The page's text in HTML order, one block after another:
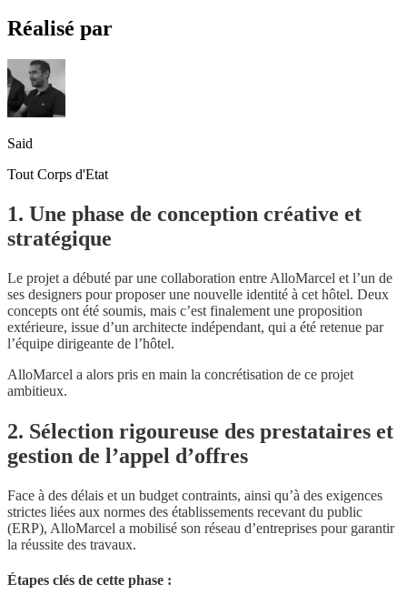
Réalisé par
Said
Tout Corps d'Etat
1. Une phase de conception créative et
stratégique
Le projet a débuté par une collaboration entre AlloMarcel et l’un de
ses designers pour proposer une nouvelle identité à cet hôtel. Deux
concepts ont été soumis, mais c’est finalement une proposition
extérieure, issue d’un architecte indépendant, qui a été retenue par
l’équipe dirigeante de l’hôtel.
AlloMarcel a alors pris en main la concrétisation de ce projet
ambitieux.
2. Sélection rigoureuse des prestataires et
gestion de l’appel d’offres
Face à des délais et un budget contraints, ainsi qu’à des exigences
strictes liées aux normes des établissements recevant du public
(ERP), AlloMarcel a mobilisé son réseau d’entreprises pour garantir
la réussite des travaux.
Étapes clés de cette phase :